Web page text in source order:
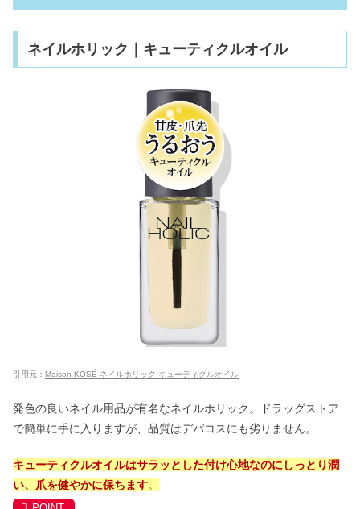
ネイルホリック｜キューティクルオイル
引用元： Maison KOSÉ-ネイルホリック キューティクルオイル
発色の良いネイル用品が有名なネイルホリック。ドラッグストア
で簡単に手に入りますが、品質はデパコスにも劣りません。
キューティクルオイルはサラッとした付け心地なのにしっとり潤
い、爪を健やかに保ちます。